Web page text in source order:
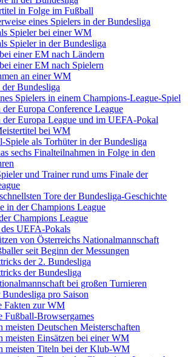
in Folge im Fußball
eines Spielers in der Bundesliga
Spieler bei einer WM
Spieler in der Bundesliga
einer EM nach Ländern
einer EM nach Spielern
an einer WM
Bundesliga
Spielers in einem Champions-League-Spiel
Europa Conference League
der Europa League und im UEFA-Pokal
bei WM
Spiele als Torhüter in der Bundesliga
sechs Finalteilnahmen in Folge in den
und Trainer rund ums Finale der
Tore der Bundesliga-Geschichte
in der Champions League
Champions League
UEFA-Pokals
von Österreichs Nationalmannschaft
seit Beginn der Messungen
der 2. Bundesliga
der Bundesliga
bei großen Turnieren
Bundesliga pro Saison
Fakten zur WM
Fußball-Browsergames
meisten Deutschen Meisterschaften
meisten Einsätzen bei einer WM
meisten Titeln bei der Klub-WM